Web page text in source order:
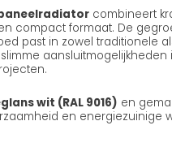
paneelradiator combineert
compact formaat. De
past in zowel traditionele
wit (RAL 9016) en
en energiezuinige